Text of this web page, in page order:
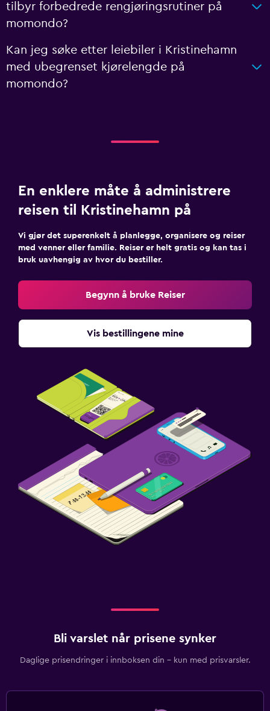
tilbyr forbedrede rengjøringsrutiner på
momondo?
Kan jeg søke etter leiebiler i Kristinehamn
med ubegrenset kjørelengde på
momondo?
En enklere måte å administrere
reisen til Kristinehamn på
Vi gjør det superenkelt å planlegge, organisere og reiser
med venner eller familie. Reiser er helt gratis og kan tas i
bruk uavhengig av hvor du bestiller.
Begynn å bruke Reiser
Vis bestillingene mine
Bli varslet når prisene synker
Daglige prisendringer i innboksen din – kun med prisvarsler.